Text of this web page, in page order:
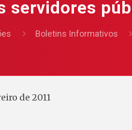
servidores
Boletins Informativos
de 2011